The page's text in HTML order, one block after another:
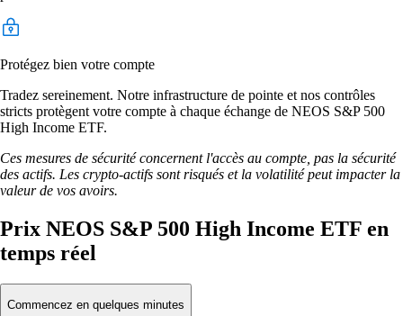
Protégez bien votre compte
Tradez sereinement. Notre infrastructure de pointe et nos contrôles
stricts protègent votre compte à chaque échange de NEOS S&P 500
High Income ETF.
Ces mesures de sécurité concernent l'accès au compte, pas la sécurité
des actifs. Les crypto-actifs sont risqués et la volatilité peut impacter la
valeur de vos avoirs.
Prix NEOS S&P 500 High Income ETF en
temps réel
Commencez en quelques minutes